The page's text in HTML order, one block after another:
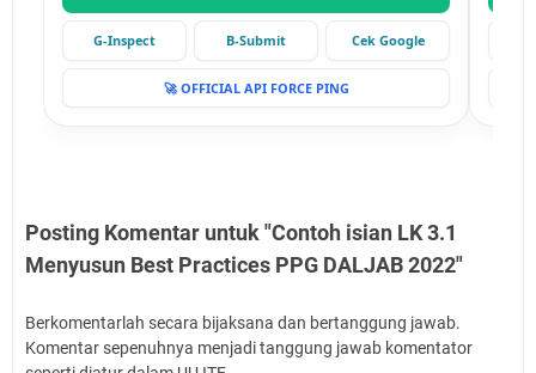
G-Inspect B-Submit Cek Google
🚀 OFFICIAL API FORCE PING
Posting Komentar untuk "Contoh isian LK 3.1
Menyusun Best Practices PPG DALJAB 2022"
Berkomentarlah secara bijaksana dan bertanggung jawab.
Komentar sepenuhnya menjadi tanggung jawab komentator